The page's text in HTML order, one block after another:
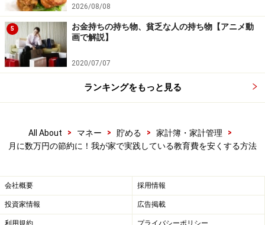
行ってください。
掲載情報の正確性・完全性については十分に配慮しております
が、その内容を保証するものではなく、これに基づく損失・損害
などについて当社は一切の責任を負いません。
最新の情報や詳細については、必ず各金融機関やサービス提供者
の公式情報をご確認ください。
【編集部からのお知らせ】
※謝礼付きの限定アンケートやモニター企画に参加が可能に
なります
2026/08/08
5
お金持ちの持ち物、貧乏な人の持ち物【アニメ動
画で解説】
2020/07/07
ランキングをもっと見る
All About > マネー > 貯める > 家計簿・家計管理
>
月に数万円の節約に！我が家で実践している教育費を安くする方法
会社概要 採用情報
投資家情報 広告掲載